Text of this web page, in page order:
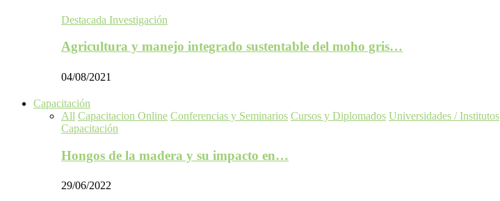
Destacada Investigación
Agricultura y manejo integrado sustentable del moho gris…
04/08/2021
Capacitación
All Capacitacion Online Conferencias y Seminarios Cursos y Diplomados Universidades / Institutos
Capacitación
Hongos de la madera y su impacto en…
29/06/2022